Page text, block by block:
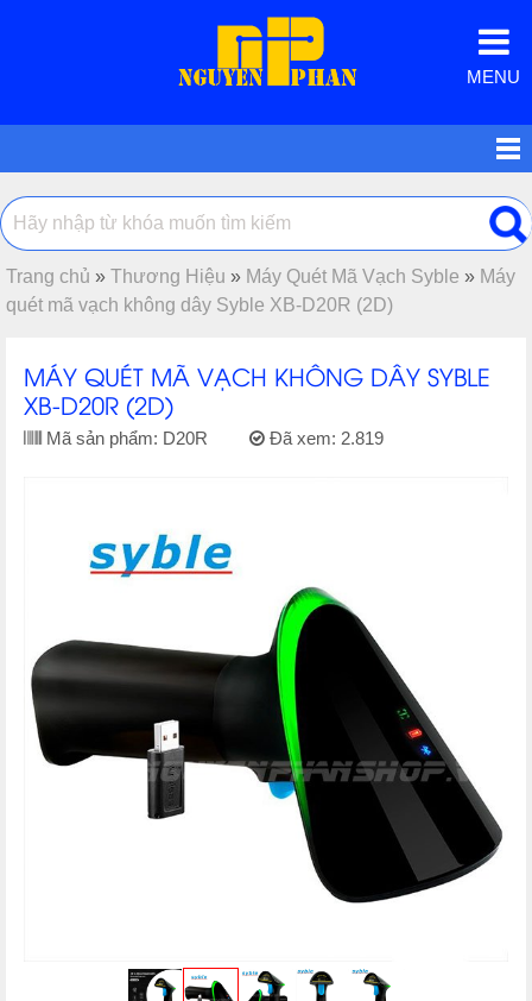
MENU
Trang chủ » Thương Hiệu » Máy Quét Mã Vạch Syble » Máy
quét mã vạch không dây Syble XB-D20R (2D)
MÁY QUÉT MÃ VẠCH KHÔNG DÂY SYBLE
XB-D20R (2D)
Mã sản phẩm: D20R Đã xem: 2.819